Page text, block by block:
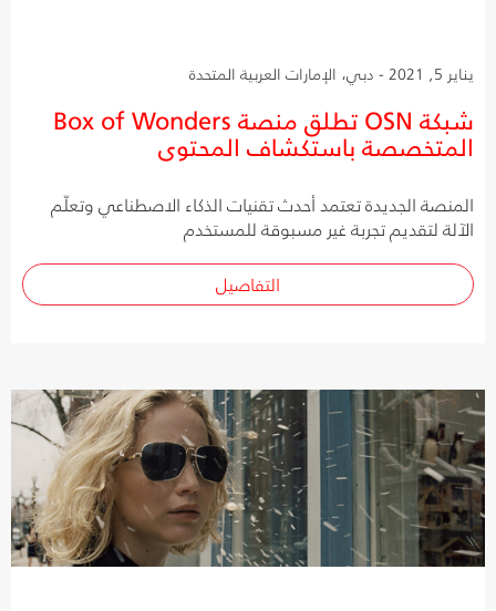
يناير 5, 2021 - دبي، الإمارات العربية المتحدة
شبكة OSN تطلق منصة Box of Wonders
المتخصصة باستكشاف المحتوى
المنصة الجديدة تعتمد أحدث تقنيات الذكاء الاصطناعي وتعلّم
الآلة لتقديم تجربة غير مسبوقة للمستخدم
التفاصيل